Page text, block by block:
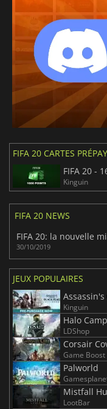
FIFA 20 CARTES
FIFA 20 -
Kinguin
FIFA 20 NEWS
30/10/2019
JEUX POPULAIRES
Assassin's
Kinguin
Halo
LDShop
Corsair
Game Boost
Palworld
Mistfall
LootBar